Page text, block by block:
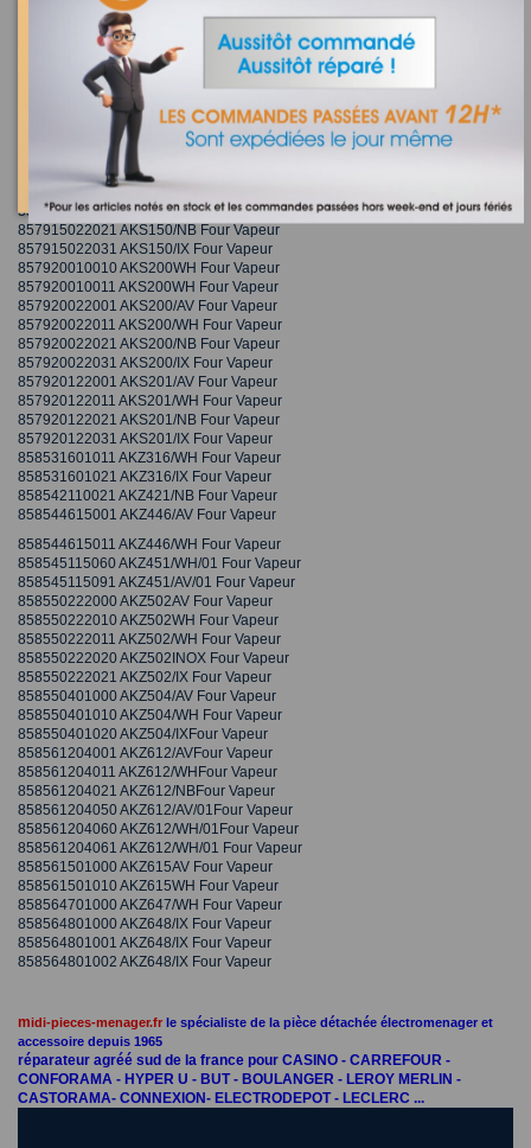
857913101001 AKS131/WH Four Vapeur
857913101010 AKS131/NB Four Vapeur
857913201000 AKS132/WH Four Vapeur
857913201010 AKS132/NBFour Vapeur
857914101010 AKS141/NBFour Vapeur
857914201010 AKS142/WHFour Vapeur
857914201020 AKS142/NB Four Vapeur
857914901020 AKS149AEFour Vapeur
857914901030 AKS149/JA/01Four Vapeur
857914901040 AKS149/NA/01 Four Vapeur
857915022001 AKS150/WH Four Vapeur
857915022021 AKS150/NB Four Vapeur
857915022031 AKS150/IX Four Vapeur
857920010010 AKS200WH Four Vapeur
857920010011 AKS200WH Four Vapeur
857920022001 AKS200/AV Four Vapeur
857920022011 AKS200/WH Four Vapeur
857920022021 AKS200/NB Four Vapeur
857920022031 AKS200/IX Four Vapeur
857920122001 AKS201/AV Four Vapeur
857920122011 AKS201/WH Four Vapeur
857920122021 AKS201/NB Four Vapeur
857920122031 AKS201/IX Four Vapeur
858531601011 AKZ316/WH Four Vapeur
858531601021 AKZ316/IX Four Vapeur
858542110021 AKZ421/NB Four Vapeur
858544615001 AKZ446/AV Four Vapeur
858544615011 AKZ446/WH Four Vapeur
858545115060 AKZ451/WH/01 Four Vapeur
858545115091 AKZ451/AV/01 Four Vapeur
858550222000 AKZ502AV Four Vapeur
858550222010 AKZ502WH Four Vapeur
858550222011 AKZ502/WH Four Vapeur
858550222020 AKZ502INOX Four Vapeur
858550222021 AKZ502/IX Four Vapeur
858550401000 AKZ504/AV Four Vapeur
858550401010 AKZ504/WH Four Vapeur
858550401020 AKZ504/IXFour Vapeur
858561204001 AKZ612/AVFour Vapeur
858561204011 AKZ612/WHFour Vapeur
858561204021 AKZ612/NBFour Vapeur
858561204050 AKZ612/AV/01Four Vapeur
858561204060 AKZ612/WH/01Four Vapeur
858561204061 AKZ612/WH/01 Four Vapeur
858561501000 AKZ615AV Four Vapeur
858561501010 AKZ615WH Four Vapeur
858564701000 AKZ647/WH Four Vapeur
858564801000 AKZ648/IX Four Vapeur
858564801001 AKZ648/IX Four Vapeur
858564801002 AKZ648/IX Four Vapeur
midi-pieces-menager.fr le spécialiste de la pièce détachée électromenager et
accessoire depuis 1965
réparateur agréé sud de la france pour CASINO - CARREFOUR -
CONFORAMA - HYPER U - BUT - BOULANGER - LEROY MERLIN -
CASTORAMA- CONNEXION- ELECTRODEPOT - LECLERC ...